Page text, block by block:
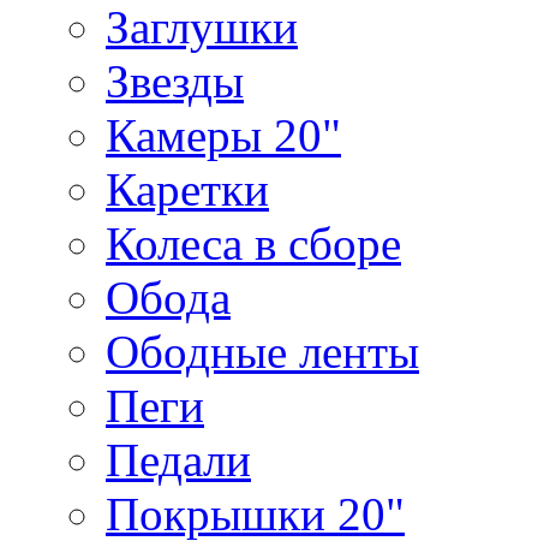
Заглушки
Звезды
Камеры 20"
Каретки
Колеса в сборе
Обода
Ободные ленты
Пеги
Педали
Покрышки 20"